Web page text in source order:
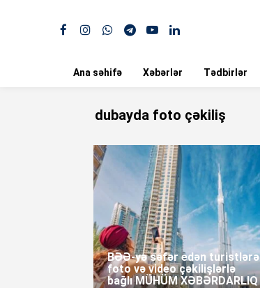
Ana səhifə Xəbərlər Tədbirlər
dubayda foto çəkiliş
BƏƏ-yə səfər edən turistlərə
foto və video çəkilişlərlə
bağlı MÜHÜM XƏBƏRDARLIQ